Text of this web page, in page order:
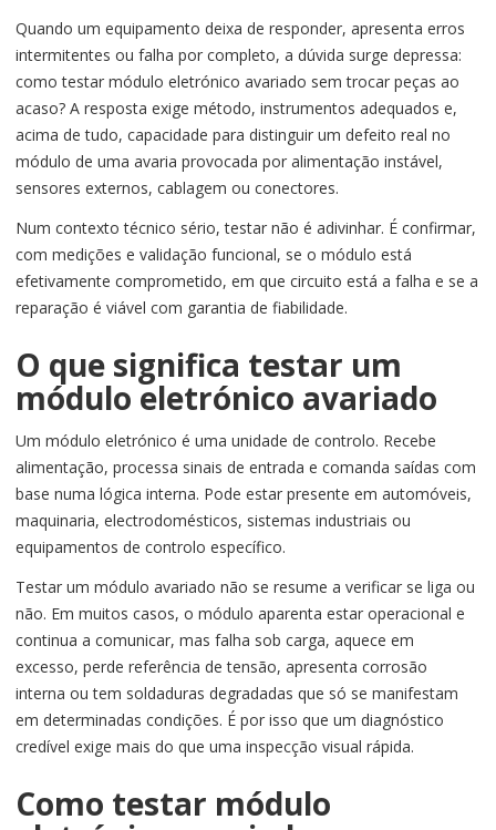
Quando um equipamento deixa de responder, apresenta erros
intermitentes ou falha por completo, a dúvida surge depressa:
como testar módulo eletrónico avariado sem trocar peças ao
acaso? A resposta exige método, instrumentos adequados e,
acima de tudo, capacidade para distinguir um defeito real no
módulo de uma avaria provocada por alimentação instável,
sensores externos, cablagem ou conectores.
Num contexto técnico sério, testar não é adivinhar. É confirmar,
com medições e validação funcional, se o módulo está
efetivamente comprometido, em que circuito está a falha e se a
reparação é viável com garantia de fiabilidade.
O que significa testar um
módulo eletrónico avariado
Um módulo eletrónico é uma unidade de controlo. Recebe
alimentação, processa sinais de entrada e comanda saídas com
base numa lógica interna. Pode estar presente em automóveis,
maquinaria, electrodomésticos, sistemas industriais ou
equipamentos de controlo específico.
Testar um módulo avariado não se resume a verificar se liga ou
não. Em muitos casos, o módulo aparenta estar operacional e
continua a comunicar, mas falha sob carga, aquece em
excesso, perde referência de tensão, apresenta corrosão
interna ou tem soldaduras degradadas que só se manifestam
em determinadas condições. É por isso que um diagnóstico
credível exige mais do que uma inspecção visual rápida.
Como testar módulo